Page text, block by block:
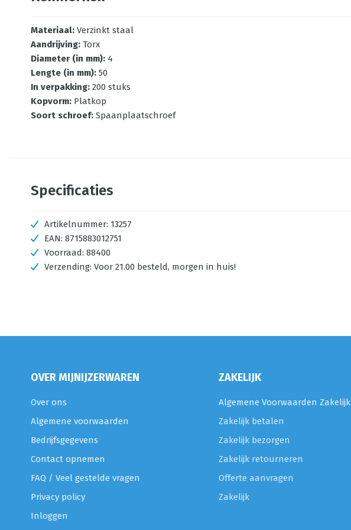
Materiaal: Verzinkt staal
Aandrijving: Torx
Diameter (in mm): 4
Lengte (in mm): 50
In verpakking: 200 stuks
Kopvorm: Platkop
Soort schroef: Spaanplaatschroef
Specificaties
Artikelnummer: 13257
EAN: 8715883012751
Voorraad: 88400
Verzending: Voor 21.00 besteld, morgen in huis!
OVER MIJNIJZERWAREN
Over ons
Algemene voorwaarden
Bedrijfsgegevens
Contact opnemen
FAQ / Veel gestelde vragen
Privacy policy
Inloggen
ZAKELIJK
Algemene Voorwaarden Zakelijk
Zakelijk betalen
Zakelijk bezorgen
Zakelijk retourneren
Offerte aanvragen
Zakelijk